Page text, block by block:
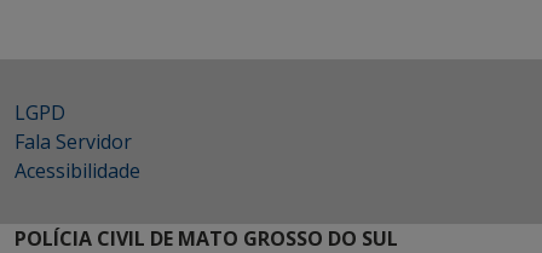
LGPD
Fala Servidor
Acessibilidade
POLÍCIA CIVIL DE MATO GROSSO DO SUL